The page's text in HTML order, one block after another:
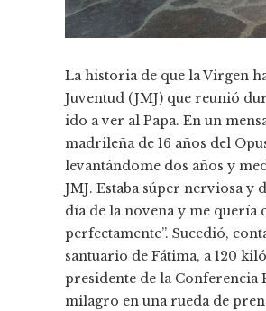
La historia de que la Virgen
Juventud (JMJ) que reunió
ido a ver al Papa. En un
madrileña de 16 años del
levantándome dos años y
JMJ. Estaba súper nerviosa
día de la novena y me quería
perfectamente”. Sucedió,
santuario de Fátima, a 120
presidente de la Conferencia
milagro en una rueda de